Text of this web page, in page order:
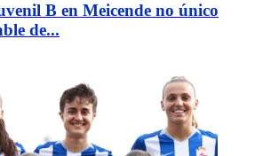
B en Meicende no único
de...